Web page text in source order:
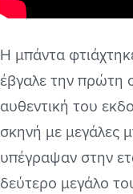
Η μπάντα
έβγαλε την πρώτη
αυθεντική του
σκηνή με μεγάλες
υπέγραψαν στην
δεύτερο μεγάλο